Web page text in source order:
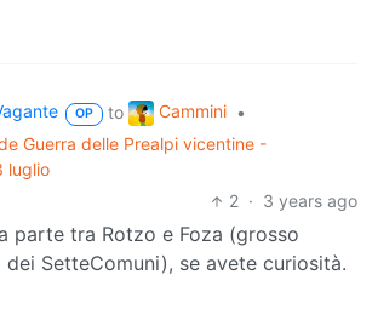
OP to Cammini
•
Guerra delle Prealpi vicentine -
luglio
2 · 3 years ago
parte tra Rotzo e Foza (grosso
SetteComuni), se avete curiosità.